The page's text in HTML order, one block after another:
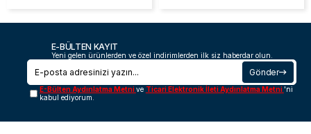
E-BÜLTEN KAYIT
Yeni gelen ürünlerden ve özel indirimlerden ilk siz haberdar olun.
Gönder
E-Bülten Aydınlatma Metnive Ticari Elektronik İleti Aydınlatma Metni 'ni
kabul ediyorum.